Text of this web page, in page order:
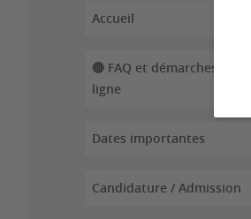
Accueil
🔴​ FAQ et démarches en
ligne
Dates importantes
Candidature / Admission